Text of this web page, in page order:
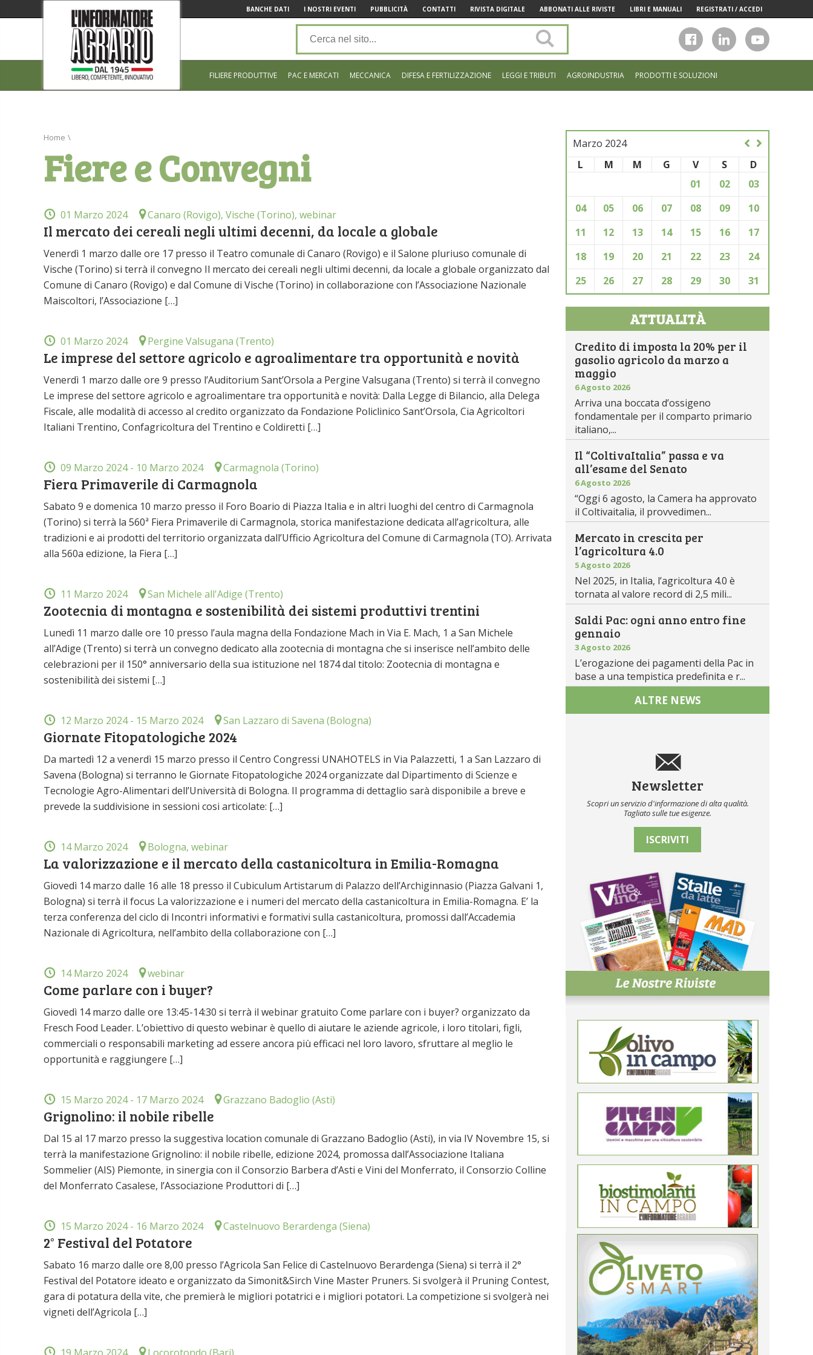
BANCHE DATI I NOSTRI EVENTI PUBBLICITÀ CONTATTI RIVISTA DIGITALE ABBONATI ALLE RIVISTE LIBRI E MANUALI REGISTRATI / ACCEDI
sito
FILIERE PRODUTTIVE PAC E MERCATI MECCANICA DIFESA E FERTILIZZAZIONE LEGGI E TRIBUTI AGROINDUSTRIA PRODOTTI E SOLUZIONI
Home \
Fiere e Convegni
01 Marzo 2024 Canaro (Rovigo), Vische (Torino), webinar
Il mercato dei cereali negli ultimi decenni, da locale a globale
Venerdì 1 marzo dalle ore 17 presso il Teatro comunale di Canaro (Rovigo) e il Salone pluriuso comunale di
Vische (Torino) si terrà il convegno Il mercato dei cereali negli ultimi decenni, da locale a globale organizzato dal
Comune di Canaro (Rovigo) e dal Comune di Vische (Torino) in collaborazione con l’Associazione Nazionale
Maiscoltori, l’Associazione […]
01 Marzo 2024 Pergine Valsugana (Trento)
Le imprese del settore agricolo e agroalimentare tra opportunità e novità
Venerdì 1 marzo dalle ore 9 presso l’Auditorium Sant’Orsola a Pergine Valsugana (Trento) si terrà il convegno
Le imprese del settore agricolo e agroalimentare tra opportunità e novità: Dalla Legge di Bilancio, alla Delega
Fiscale, alle modalità di accesso al credito organizzato da Fondazione Policlinico Sant’Orsola, Cia Agricoltori
Italiani Trentino, Confagricoltura del Trentino e Coldiretti […]
09 Marzo 2024 - 10 Marzo 2024 Carmagnola (Torino)
Fiera Primaverile di Carmagnola
Sabato 9 e domenica 10 marzo presso il Foro Boario di Piazza Italia e in altri luoghi del centro di Carmagnola
(Torino) si terrà la 560ª Fiera Primaverile di Carmagnola, storica manifestazione dedicata all’agricoltura, alle
tradizioni e ai prodotti del territorio organizzata dall’Ufficio Agricoltura del Comune di Carmagnola (TO). Arrivata
alla 560a edizione, la Fiera […]
11 Marzo 2024 San Michele all'Adige (Trento)
Zootecnia di montagna e sostenibilità dei sistemi produttivi trentini
Lunedì 11 marzo dalle ore 10 presso l’aula magna della Fondazione Mach in Via E. Mach, 1 a San Michele
all’Adige (Trento) si terrà un convegno dedicato alla zootecnia di montagna che si inserisce nell’ambito delle
celebrazioni per il 150° anniversario della sua istituzione nel 1874 dal titolo: Zootecnia di montagna e
sostenibilità dei sistemi […]
12 Marzo 2024 - 15 Marzo 2024 San Lazzaro di Savena (Bologna)
Giornate Fitopatologiche 2024
Da martedì 12 a venerdì 15 marzo presso il Centro Congressi UNAHOTELS in Via Palazzetti, 1 a San Lazzaro di
Savena (Bologna) si terranno le Giornate Fitopatologiche 2024 organizzate dal Dipartimento di Scienze e
Tecnologie Agro-Alimentari dell’Università di Bologna. Il programma di dettaglio sarà disponibile a breve e
prevede la suddivisione in sessioni cosi articolate: […]
14 Marzo 2024 Bologna, webinar
La valorizzazione e il mercato della castanicoltura in Emilia-Romagna
Giovedì 14 marzo dalle 16 alle 18 presso il Cubiculum Artistarum di Palazzo dell’Archiginnasio (Piazza Galvani 1,
Bologna) si terrà il focus La valorizzazione e i numeri del mercato della castanicoltura in Emilia-Romagna. E’ la
terza conferenza del ciclo di Incontri informativi e formativi sulla castanicoltura, promossi dall’Accademia
Nazionale di Agricoltura, nell’ambito della collaborazione con […]
14 Marzo 2024 webinar
Come parlare con i buyer?
Giovedì 14 marzo dalle ore 13:45-14:30 si terrà il webinar gratuito Come parlare con i buyer? organizzato da
Fresch Food Leader. L’obiettivo di questo webinar è quello di aiutare le aziende agricole, i loro titolari, figli,
commerciali o responsabili marketing ad essere ancora più efficaci nel loro lavoro, sfruttare al meglio le
opportunità e raggiungere […]
15 Marzo 2024 - 17 Marzo 2024 Grazzano Badoglio (Asti)
Grignolino: il nobile ribelle
Dal 15 al 17 marzo presso la suggestiva location comunale di Grazzano Badoglio (Asti), in via IV Novembre 15, si
terrà la manifestazione Grignolino: il nobile ribelle, edizione 2024, promossa dall’Associazione Italiana
Sommelier (AIS) Piemonte, in sinergia con il Consorzio Barbera d’Asti e Vini del Monferrato, il Consorzio Colline
del Monferrato Casalese, l’Associazione Produttori di […]
15 Marzo 2024 - 16 Marzo 2024 Castelnuovo Berardenga (Siena)
2° Festival del Potatore
Sabato 16 marzo dalle ore 8,00 presso l’Agricola San Felice di Castelnuovo Berardenga (Siena) si terrà il 2°
Festival del Potatore ideato e organizzato da Simonit&Sirch Vine Master Pruners. Si svolgerà il Pruning Contest,
gara di potatura della vite, che premierà le migliori potatrici e i migliori potatori. La competizione si svolgerà nei
vigneti dell’Agricola […]
Marzo 2024
L
M M G V S
D
01
02
03
04
05 06 07 08 09
10
11
12 13 14 15 16
17
18
19 20 21 22 23
24
25
26 27 28 29 30 31
ATTUALITÀ
Credito di imposta la 20% per il
gasolio agricolo da marzo a
maggio
6 Agosto 2026
Arriva una boccata d’ossigeno
fondamentale per il comparto primario
italiano,...
Il “ColtivaItalia” passa e va
all’esame del Senato
6 Agosto 2026
“Oggi 6 agosto, la Camera ha approvato
il Coltivaitalia, il provvedimen...
Mercato in crescita per
l’agricoltura 4.0
5 Agosto 2026
Nel 2025, in Italia, l’agricoltura 4.0 è
tornata al valore record di 2,5 mili...
Saldi Pac: ogni anno entro fine
gennaio
3 Agosto 2026
L’erogazione dei pagamenti della Pac in
base a una tempistica predefinita e r...
ALTRE NEWS
Newsletter
Scopri un servizio d'informazione di alta qualità.
Tagliato sulle tue esigenze.
ISCRIVITI